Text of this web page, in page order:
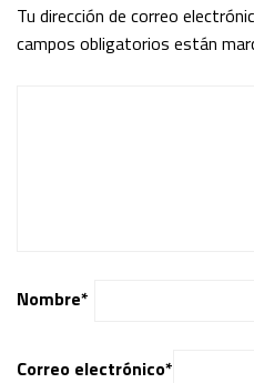
Tu dirección de correo
campos obligatorios están
Nombre*
Correo electrónico*